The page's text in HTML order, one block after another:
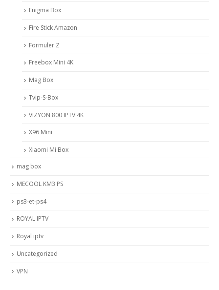
Enigma Box
Fire Stick Amazon
Formuler Z
Freebox Mini 4K
Mag Box
Tvip-S-Box
VIZYON 800 IPTV 4K
X96 Mini
Xiaomi Mi Box
mag box
MECOOL KM3 PS
ps3-et-ps4
ROYAL IPTV
Royal iptv
Uncategorized
VPN